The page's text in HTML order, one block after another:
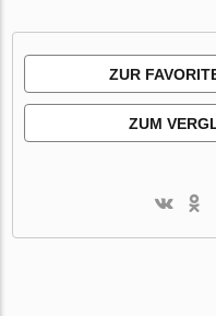
ZUR
ZUM